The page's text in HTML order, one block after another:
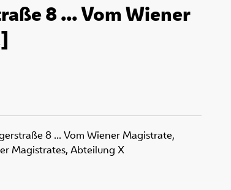
8 ... Vom Wiener
8 ... Vom Wiener Magistrate,
Magistrates, Abteilung X